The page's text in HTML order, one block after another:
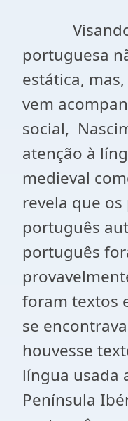
Visando
portuguesa
estática,
vem
social,
atenção à
medieval
revela que
português
português
foram textos
se
houvesse
língua usada
Península